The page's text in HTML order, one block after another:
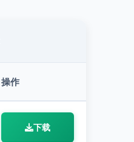
操作
下载